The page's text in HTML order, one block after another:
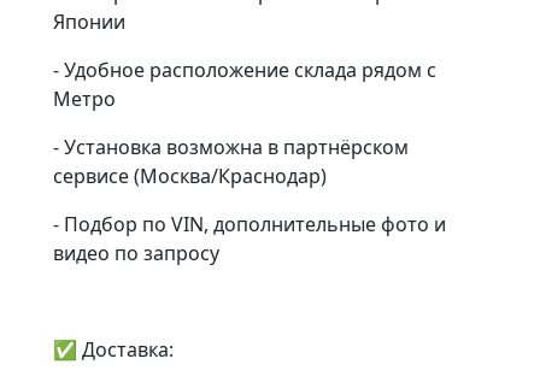
Японии
- Удобное расположение склада рядом с
Метро
- Установка возможна в партнёрском
сервисе (Москва/Краснодар)
- Подбор по VIN, дополнительные фото и
видео по запросу
✅ Доставка: